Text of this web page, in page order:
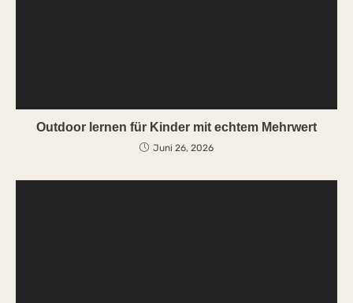
Outdoor lernen für Kinder mit echtem Mehrwert
Juni 26, 2026